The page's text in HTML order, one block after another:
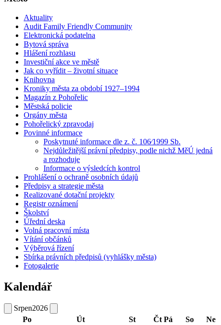
Aktuality
Audit Family Friendly Community
Elektronická podatelna
Bytová správa
Hlášení rozhlasu
Investiční akce ve městě
Jak co vyřídit – životní situace
Knihovna
Kroniky města za období 1927–1994
Magazín z Pohořelic
Městská policie
Orgány města
Pohořelický zpravodaj
Povinné informace
Poskytnuté informace dle z. č. 106⁄1999 Sb.
Nejdůležitější právní předpisy, podle nichž MěÚ jedná
a rozhoduje
Informace o výsledcích kontrol
Prohlášení o ochraně osobních údajů
Předpisy a strategie města
Realizované dotační projekty
Registr oznámení
Školství
Úřední deska
Volná pracovní místa
Vítání občánků
Výběrová řízení
Sbírka právních předpisů (vyhlášky města)
Fotogalerie
Kalendář
Srpen2026
Po
Út St Čt Pá So Ne